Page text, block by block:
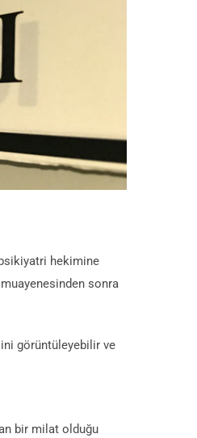
hekimine
sonra
görüntüleyebilir ve
bir milat olduğu